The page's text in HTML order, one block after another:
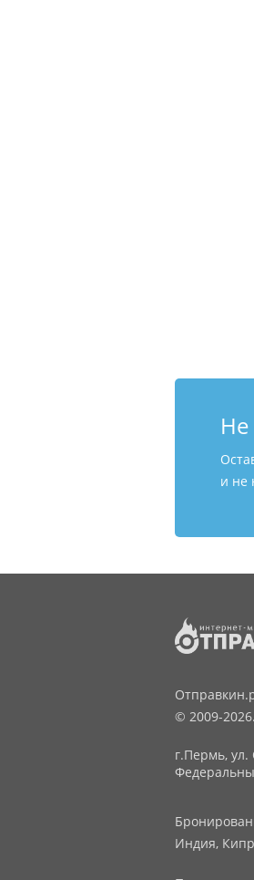
Не
и не
© 2009-
г.Пермь, ул.
Индия,